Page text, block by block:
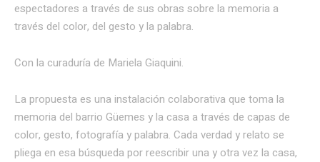
espectadores a través de sus obras sobre la memoria a
través del color, del gesto y la palabra.
Con la curaduría de Mariela Giaquini.
La propuesta es una instalación colaborativa que toma la
memoria del barrio Güemes y la casa a través de capas de
color, gesto, fotografía y palabra. Cada verdad y relato se
pliega en esa búsqueda por reescribir una y otra vez la casa,